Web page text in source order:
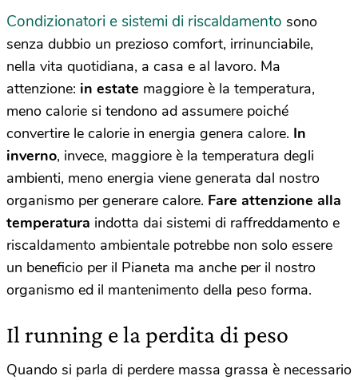
Condizionatori e sistemi di riscaldamento sono
senza dubbio un prezioso comfort, irrinunciabile,
nella vita quotidiana, a casa e al lavoro. Ma
attenzione: in estate maggiore è la temperatura,
meno calorie si tendono ad assumere poiché
convertire le calorie in energia genera calore. In
inverno, invece, maggiore è la temperatura degli
ambienti, meno energia viene generata dal nostro
organismo per generare calore. Fare attenzione alla
temperatura indotta dai sistemi di raffreddamento e
riscaldamento ambientale potrebbe non solo essere
un beneficio per il Pianeta ma anche per il nostro
organismo ed il mantenimento della peso forma.
Il running e la perdita di peso
Quando si parla di perdere massa grassa è necessario